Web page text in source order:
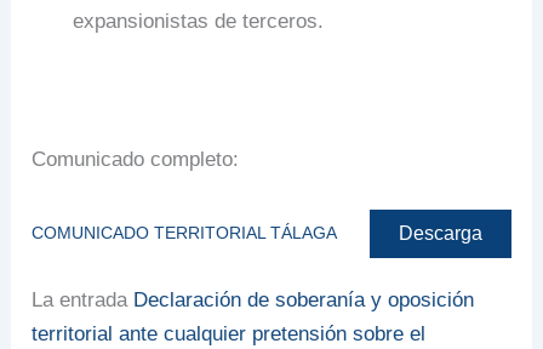
expansionistas de terceros.
Comunicado completo:
COMUNICADO TERRITORIAL TÁLAGA Descarga
La entrada Declaración de soberanía y oposición
territorial ante cualquier pretensión sobre el